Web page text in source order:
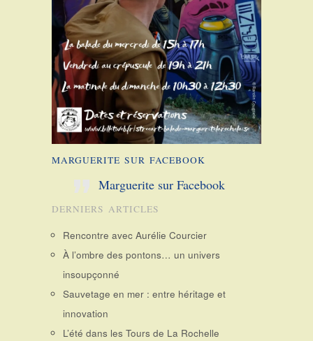
MARGUERITE SUR FACEBOOK
Marguerite sur Facebook
DERNIERS ARTICLES
Rencontre avec Aurélie Courcier
À l’ombre des pontons… un univers
insoupçonné
Sauvetage en mer : entre héritage et
innovation
L’été dans les Tours de La Rochelle